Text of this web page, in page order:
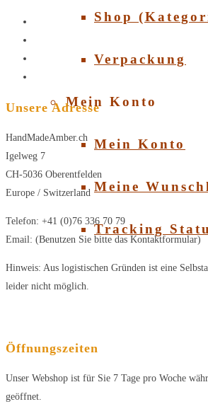
Shop
Verpackung
Mein Konto
Mein Konto
Meine
Tracking
Unsere Adresse
HandMadeAmber.ch
Igelweg 7
CH-5036 Oberentfelden
Europe / Switzerland
Telefon: +41 (0)76 336 70 79
Email: (Benutzen Sie bitte das Kontaktformular)
Hinweis: Aus logistischen Gründen ist eine
leider nicht möglich.
Öffnungszeiten
Unser Webshop ist für Sie 7 Tage pro Woche
geöffnet.